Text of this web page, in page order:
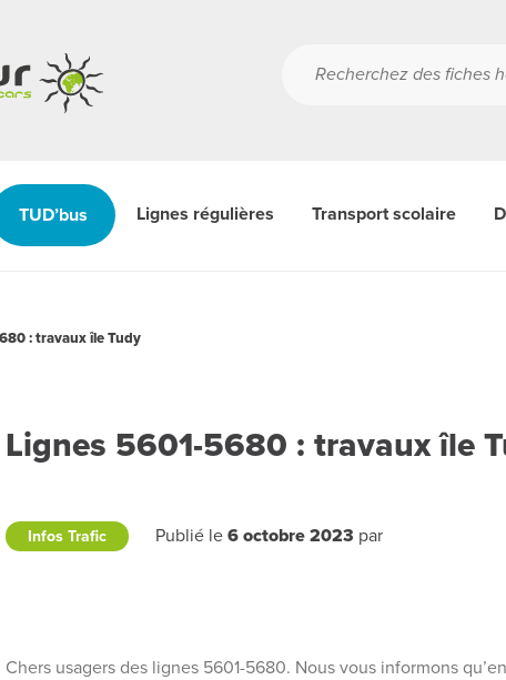
TUD’bus Lignes régulières Transport scolaire
: travaux île Tudy
Lignes 5601-5680 : travaux île
Infos Trafic Publié le6 octobre 2023 par
Chers usagers des lignes 5601-5680. Nous vous informons